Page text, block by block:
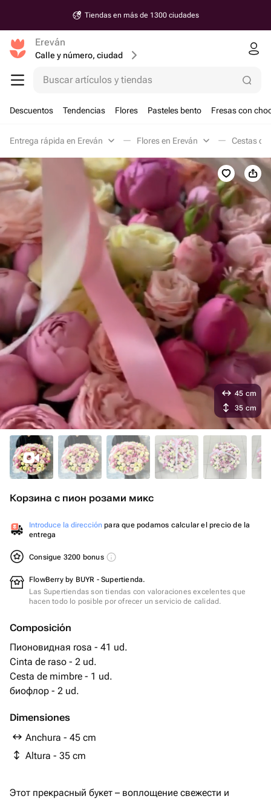
Tiendas en más de 1300 ciudades
Ereván
Calle y número, ciudad
Buscar artículos y tiendas
Descuentos Tendencias Flores Pasteles bento Fresas con
Entrega rápida en Ereván Flores en Ereván Cestas de
Корзина с пион розами микс
Introduce la dirección para que podamos calcular el precio de la
entrega
Consigue 3200 bonus
FlowBerry by BUYR - Supertienda.
Las Supertiendas son tiendas con valoraciones excelentes que
hacen todo lo posible por ofrecer un servicio de calidad.
Composición
Пионовидная rosa - 41 ud.
Cinta de raso - 2 ud.
Cesta de mimbre - 1 ud.
биофлор - 2 ud.
Dimensiones
Anchura - 45 cm
Altura - 35 cm
45 cm
35 cm
Этот прекрасный букет – воплощение свежести и